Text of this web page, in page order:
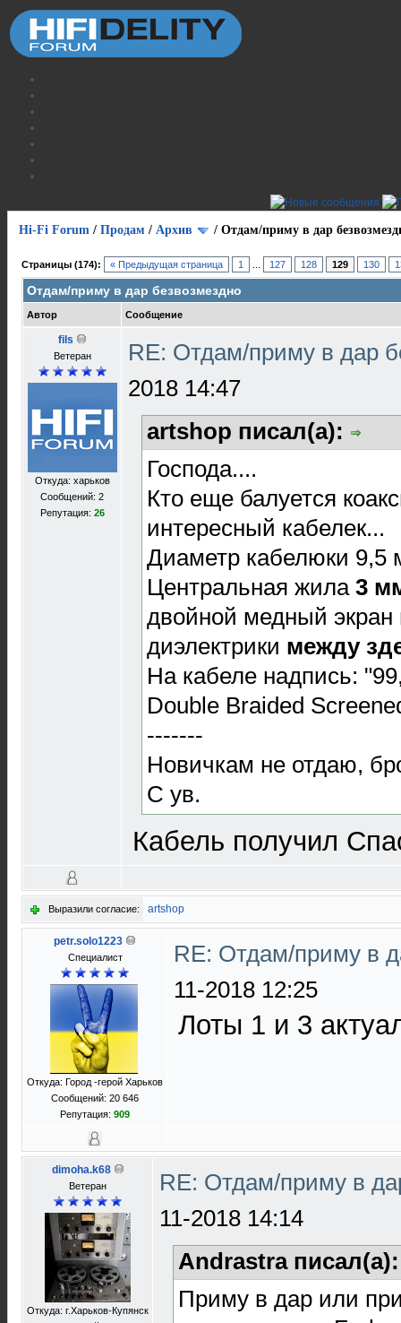
Hi-Fi Forum / Продам / Архив / Отдам/приму в дар
Страницы (174): « Предыдущая страница 1 127 128 129 130
Отдам/приму в дар безвозмездно
Автор Сообщение
fils
Ветеран
Откуда: харьков
Сообщений: 2
Репутация: 26
RE: Отдам/приму в дар
2018 14:47
artshop писал(а):
Господа....
Кто еще балуется
интересный кабелек...
Диаметр кабелюки 9,5
Центральная жила 3
двойной медный экран
диэлектрики между
На кабеле надпись:
Double Braided
-------
Новичкам не отдаю,
С ув.
Кабель получил
Выразили согласие: artshop
petr.solo1223
Специалист
Откуда: Город -герой Харьков
Сообщений: 20 646
Репутация: 909
RE: Отдам/приму в
11-2018 12:25
Лоты 1 и 3
dimoha.k68
Ветеран
Откуда: г.Харьков-Купянск
RE: Отдам/приму в
11-2018 14:14
Andrastra
Приму в дар или